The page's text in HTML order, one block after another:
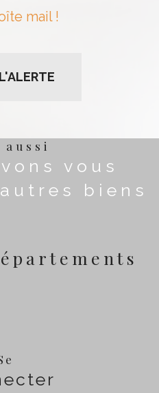
mail !
aussi
vous
biens